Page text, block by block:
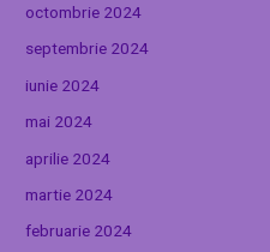
octombrie 2024
septembrie 2024
iunie 2024
mai 2024
aprilie 2024
martie 2024
februarie 2024